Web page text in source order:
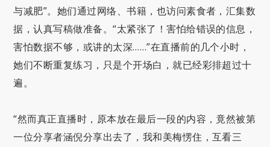
与减肥”。她们通过网络、书籍，也访问素食者，汇集数
据，认真写稿做准备。“太紧张了！害怕给错误的信息，
害怕数据不够，或讲的太深……”在直播前的几个小时，
她们不断重复练习，只是个开场白，就已经彩排超过十
遍。
“然而真正直播时，原本放在最后一段的内容，竟然被第
一位分享者涵倪分享出去了，我和美梅愣住，互看三